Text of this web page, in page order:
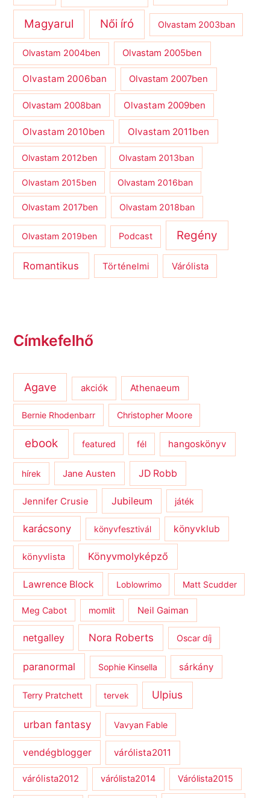
Magyarul Női író Olvastam 2003ban
Olvastam 2004ben Olvastam 2005ben
Olvastam 2006ban Olvastam 2007ben
Olvastam 2008ban Olvastam 2009ben
Olvastam 2010ben Olvastam 2011ben
Olvastam 2012ben Olvastam 2013ban
Olvastam 2015ben Olvastam 2016ban
Olvastam 2017ben Olvastam 2018ban
Olvastam 2019ben Podcast Regény
Romantikus Történelmi Várólista
Címkefelhő
Agave akciók Athenaeum
Bernie Rhodenbarr Christopher Moore
ebook featured fél hangoskönyv
hírek Jane Austen JD Robb
Jennifer Crusie Jubileum játék
karácsony könyvfesztivál könyvklub
könyvlista Könyvmolyképző
Lawrence Block Loblowrimo Matt Scudder
Meg Cabot momlit Neil Gaiman
netgalley Nora Roberts Oscar díj
paranormal Sophie Kinsella sárkány
Terry Pratchett tervek Ulpius
urban fantasy Vavyan Fable
vendégblogger várólista2011
várólista2012 várólista2014 Várólista2015